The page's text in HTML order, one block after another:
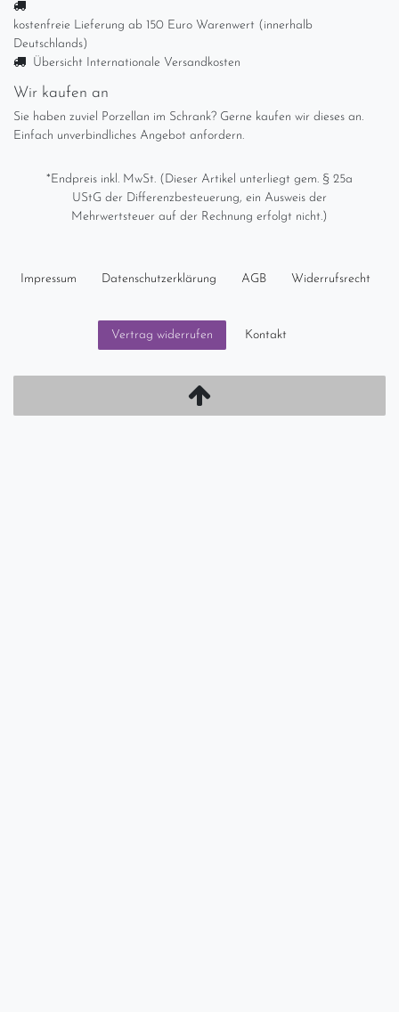
kostenfreie Lieferung ab 150 Euro Warenwert (innerhalb
Deutschlands)
Übersicht Internationale Versandkosten
Wir kaufen an
Sie haben zuviel Porzellan im Schrank? Gerne kaufen wir dieses an.
Einfach unverbindliches Angebot anfordern.
*Endpreis inkl. MwSt. (Dieser Artikel unterliegt gem. § 25a
UStG der Differenzbesteuerung, ein Ausweis der
Mehrwertsteuer auf der Rechnung erfolgt nicht.)
Impressum Daten­schutz­erklärung AGB Widerrufs­recht
Vertrag widerrufen Kontakt